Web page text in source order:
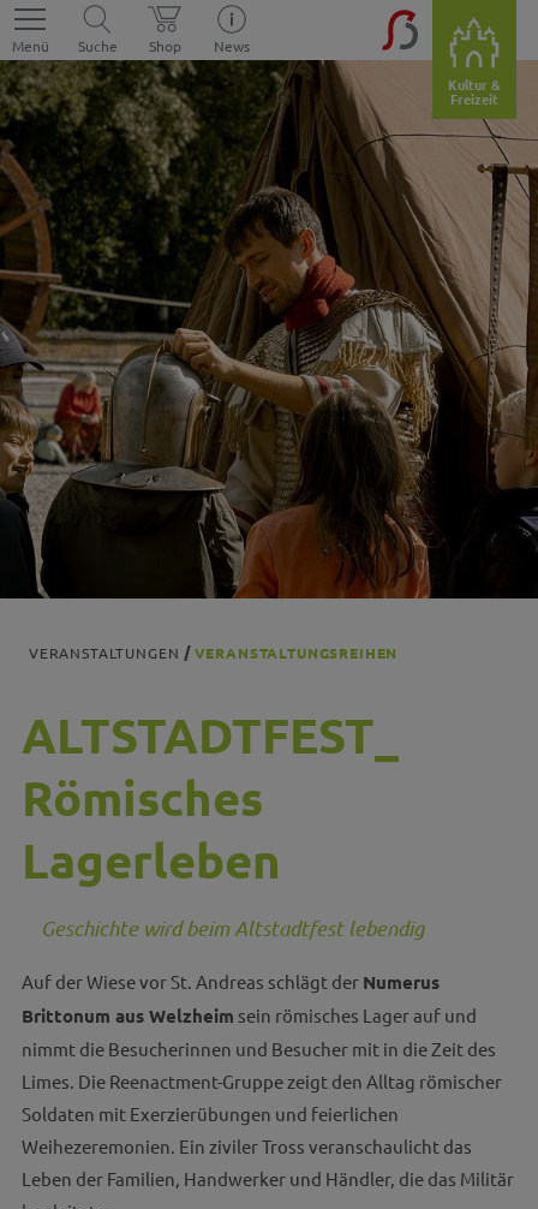
Menü Suche Shop
News
Kultur &
Freizeit
VERANSTALTUNGEN VERANSTALTUNGSREIHEN
ALTSTADTFEST_
Römisches
Lagerleben
Geschichte wird beim Altstadtfest lebendig
Auf der Wiese vor St. Andreas schlägt der Numerus
Brittonum aus Welzheim sein römisches Lager auf und
nimmt die Besucherinnen und Besucher mit in die Zeit des
Limes. Die Reenactment-Gruppe zeigt den Alltag römischer
Soldaten mit Exerzierübungen und feierlichen
Weihezeremonien. Ein ziviler Tross veranschaulicht das
Leben der Familien, Handwerker und Händler, die das Militär